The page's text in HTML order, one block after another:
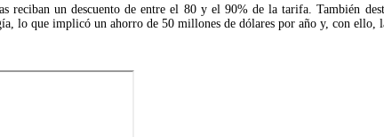
un descuento de entre el 80 y el 90% de la tarifa. También
lo que implicó un ahorro de 50 millones de dólares por año y, con ello,